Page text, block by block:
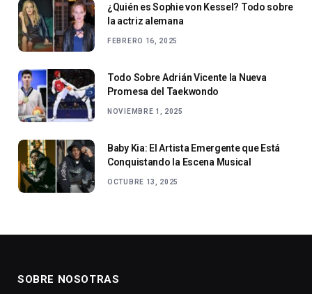
¿Quién es Sophie von Kessel? Todo sobre
la actriz alemana
FEBRERO 16, 2025
Todo Sobre Adrián Vicente la Nueva
Promesa del Taekwondo
NOVIEMBRE 1, 2025
Baby Kia: El Artista Emergente que Está
Conquistando la Escena Musical
OCTUBRE 13, 2025
SOBRE NOSOTRAS